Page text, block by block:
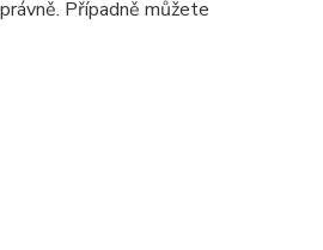
Případně můžete